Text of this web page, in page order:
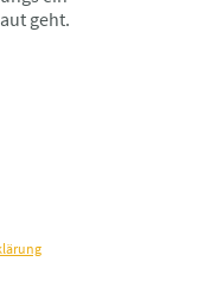
geht.